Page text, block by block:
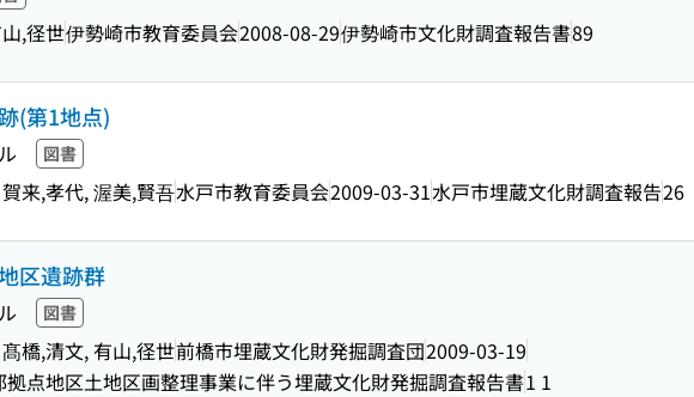
,径世伊勢崎市教育委員会2008-08-29伊勢崎市文化財調査報告書89
(第1地点)
図書
来,孝代, 渥美,賢吾水戸市教育委員会2009-03-31水戸市埋蔵文化財調査報告26
区遺跡群
図書
橋,清文, 有山,径世前橋市埋蔵文化財発掘調査団2009-03-19
拠点地区土地区画整理事業に伴う埋蔵文化財発掘調査報告書1 1